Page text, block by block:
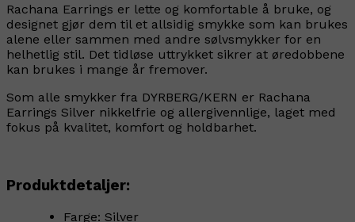
Rachana Earrings er lette og komfortable å bruke, og
designet gjør dem til et allsidig smykke som kan brukes
alene eller sammen med andre sølvsmykker for en
helhetlig stil. Det tidløse uttrykket sikrer at øredobbene
kan brukes i mange år fremover.
Som alle smykker fra DYRBERG/KERN er Rachana
Earrings Silver nikkelfrie og allergivennlige, laget med
fokus på kvalitet, komfort og holdbarhet.
Produktdetaljer:
Farge: Silver